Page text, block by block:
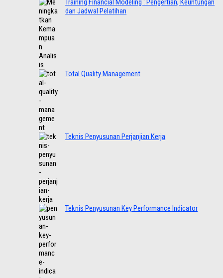
Training Financial Modeling : Pengertian, Keuntungan
dan Jadwal Pelatihan
Total Quality Management
Teknis Penyusunan Perjanjian Kerja
Teknis Penyusunan Key Performance Indicator